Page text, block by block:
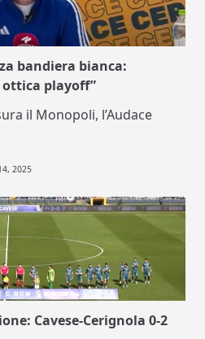
bandiera bianca:
playoff”
il Monopoli, l’Audace
2025
Cavese-Cerignola 0-2